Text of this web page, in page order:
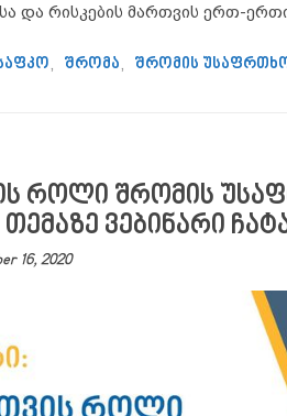
და რისკების მართვის ერთ-
შრომა შრომის
როლი შრომის
ვებინარი
16, 2020